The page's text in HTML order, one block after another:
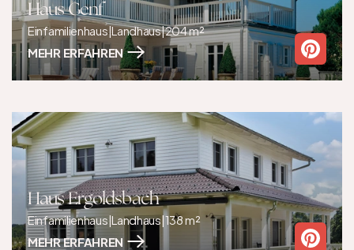
Haus Genf
Einfamilienhaus|Landhaus|204 m²
MEHR ERFAHREN
Haus Ergoldsbach
Einfamilienhaus|Landhaus|138 m²
MEHR ERFAHREN